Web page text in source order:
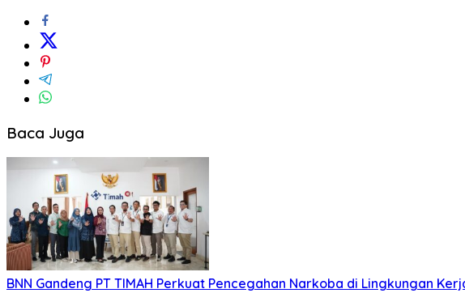
Baca Juga
BNN Gandeng PT TIMAH Perkuat Pencegahan Narkoba di Lingkungan